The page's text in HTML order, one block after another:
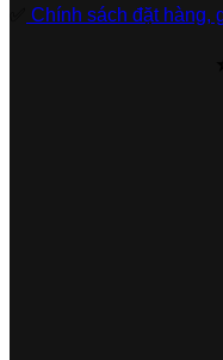
Chính sách đặt hàng,